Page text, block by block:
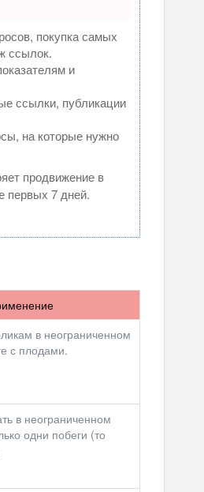
покупка самых
ссылок.
и
ссылки, публикации
на которые нужно
продвижение в
первых 7 дней.
в неограниченном
с плодами.
в неограниченном
одни побеги (то